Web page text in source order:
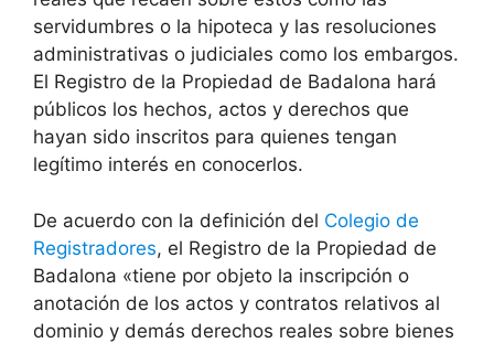
servidumbres o la hipoteca y las resoluciones
administrativas o judiciales como los embargos.
El Registro de la Propiedad de Badalona hará
públicos los hechos, actos y derechos que
hayan sido inscritos para quienes tengan
legítimo interés en conocerlos.
De acuerdo con la definición del Colegio de
Registradores, el Registro de la Propiedad de
Badalona «tiene por objeto la inscripción o
anotación de los actos y contratos relativos al
dominio y demás derechos reales sobre bienes